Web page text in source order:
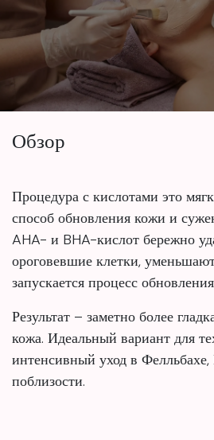
Обзор
Процедура с кислотами это
способ обновления кожи и
AHA- и BHA-кислот бережно
ороговевшие клетки,
запускается процесс
Результат – заметно более
кожа. Идеальный вариант для
интенсивный уход в
поблизости.